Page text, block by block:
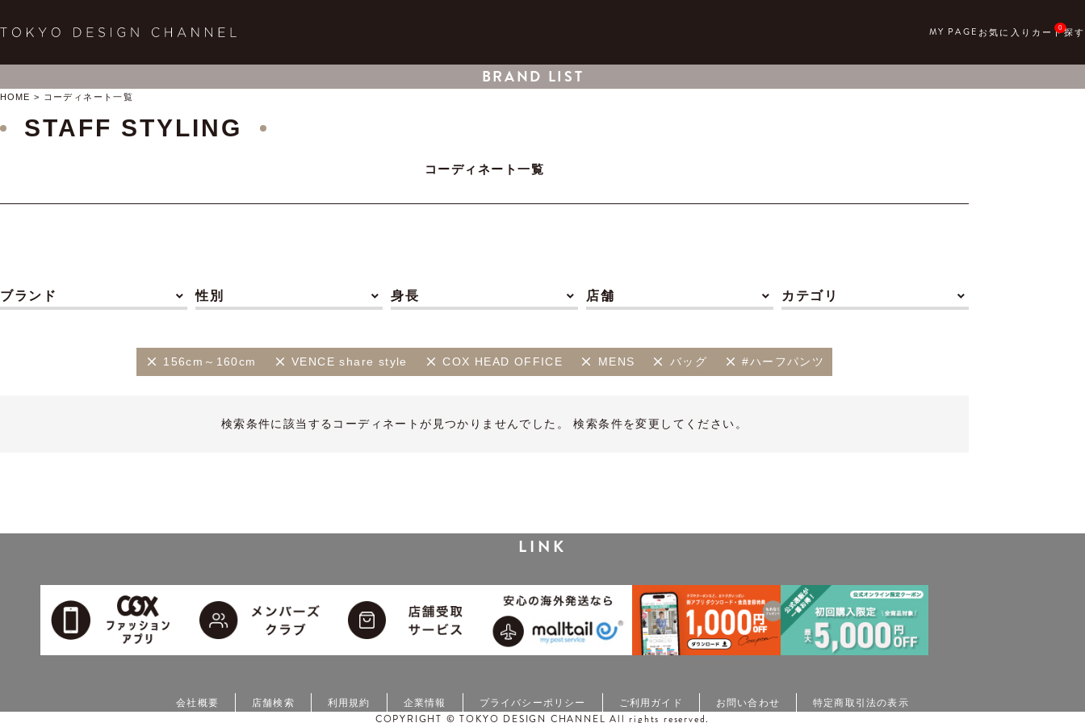
0
BRAND LIST
HOME コーディネート一覧
STAFF STYLING
コーディネート一覧
ブランド 性別 身長 店舗 カテゴリ
156cm～160cm VENCE share style COX HEAD OFFICE MENS バッグ #ハーフパンツ
検索条件に該当するコーディネートが見つかりませんでした。 検索条件を変更してください。
LINK
会社概要 店舗検索 利用規約 企業情報 プライバシーポリシー ご利用ガイド お問い合わせ 特定商取引法の表示
COPYRIGHT © TOKYO DESIGN CHANNEL All rights reserved.